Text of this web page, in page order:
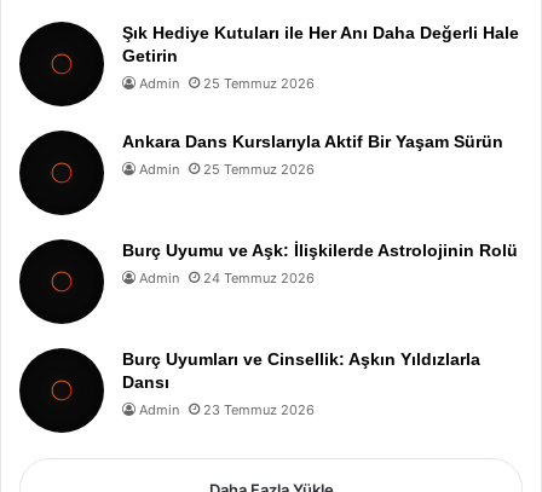
Şık Hediye Kutuları ile Her Anı Daha Değerli Hale
Getirin
Admin 25 Temmuz 2026
Ankara Dans Kurslarıyla Aktif Bir Yaşam Sürün
Admin 25 Temmuz 2026
Burç Uyumu ve Aşk: İlişkilerde Astrolojinin Rolü
Admin 24 Temmuz 2026
Burç Uyumları ve Cinsellik: Aşkın Yıldızlarla
Dansı
Admin 23 Temmuz 2026